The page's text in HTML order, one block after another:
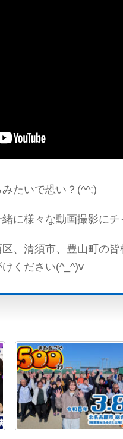
たいで恐い？(^^;)
に様々な動画撮影にチ
、清須市、豊山町の
ください(^_^)v